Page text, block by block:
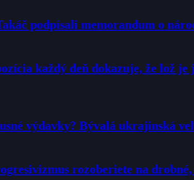
podpísali memorandum o
každý deň dokazuje, že lož
výdavky? Bývalá ukrajinská
rozoberiete na